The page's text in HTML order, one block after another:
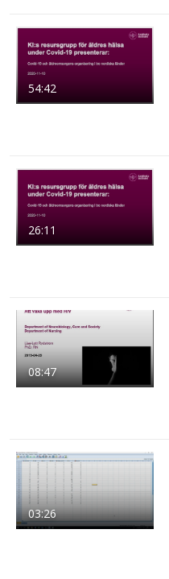
54:42
26:11
08:47
03:26